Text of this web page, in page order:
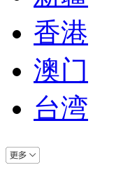
香港
澳门
台湾